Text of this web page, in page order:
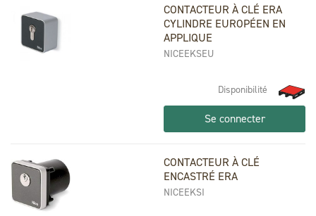
CONTACTEUR À CLÉ ERA
CYLINDRE EUROPÉEN EN
APPLIQUE
NICEEKSEU
Disponibilité
Se connecter
CONTACTEUR À CLÉ
ENCASTRÉ ERA
NICEEKSI